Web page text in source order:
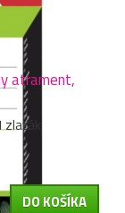
atrament,
zlaťák
DO KOŠÍKA